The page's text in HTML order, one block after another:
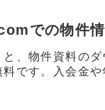
での物件
、物件資料の
料です。入会金